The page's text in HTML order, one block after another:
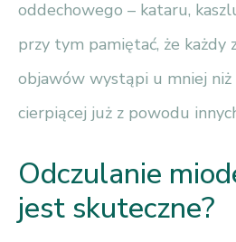
oddechowego – kataru,
przy tym pamiętać, że każdy
objawów wystąpi u mniej niż
cierpiącej już z powodu
Odczulanie
jest skuteczne?